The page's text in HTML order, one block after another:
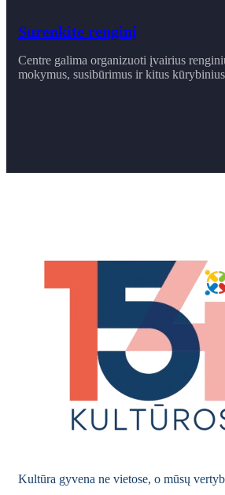
Surenkite renginį
Centre galima organizuoti įvairius
mokymus, susibūrimus ir ​kitus
Kultūra gyvena ne vietose, o mūsų